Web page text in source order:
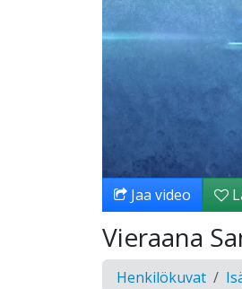
Jaa video
Vieraana
Henkilökuvat